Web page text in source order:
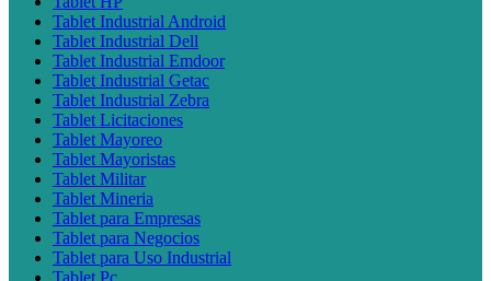
Tablet Industrial Android
Tablet Industrial Dell
Tablet Industrial Emdoor
Tablet Industrial Getac
Tablet Industrial Zebra
Tablet Licitaciones
Tablet Mayoreo
Tablet Mayoristas
Tablet Militar
Tablet Mineria
Tablet para Empresas
Tablet para Negocios
Tablet para Uso Industrial
Tablet Pc